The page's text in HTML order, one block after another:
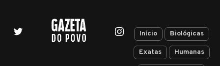
Início Biológicas
Exatas Humanas